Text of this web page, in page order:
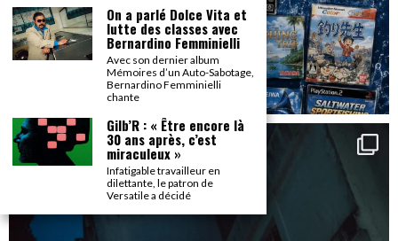
On a parlé Dolce Vita et
lutte des classes avec
Bernardino Femminielli
Avec son dernier album
Mémoires d’un Auto-Sabotage,
Bernardino Femminielli
chante
Gilb’R : « Être encore là
30 ans après, c’est
miraculeux »
Infatigable travailleur en
dilettante, le patron de
Versatile a décidé